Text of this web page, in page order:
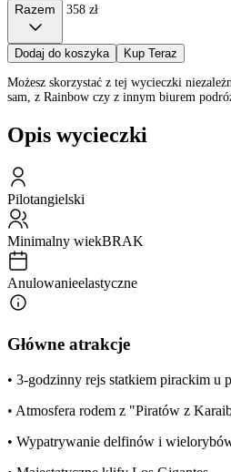
Razem 358 zł
Dodaj do koszyka Kup Teraz
Możesz skorzystać z tej wycieczki
sam, z Rainbow czy z innym biurem
Opis wycieczki
Pilotangielski
Minimalny wiekBRAK
Anulowanieelastyczne
Główne atrakcje
• 3-godzinny rejs statkiem pirackim u
• Atmosfera rodem z "Piratów z
• Wypatrywanie delfinów i